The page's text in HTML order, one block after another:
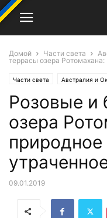
Домой Части света
террасы озера Ротомахана:
Части света Австралия и
Розовые и
озера
природное
09.01.2019